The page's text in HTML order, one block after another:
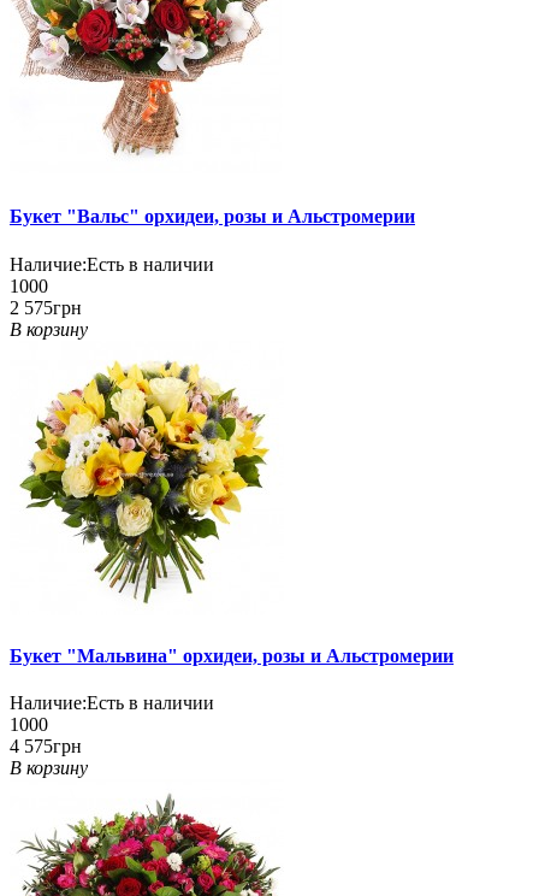
Букет "Вальс" орхидеи, розы и Альстромерии
Наличие:Есть в наличии
1000
2 575грн
В корзину
Букет "Мальвина" орхидеи, розы и Альстромерии
Наличие:Есть в наличии
1000
4 575грн
В корзину